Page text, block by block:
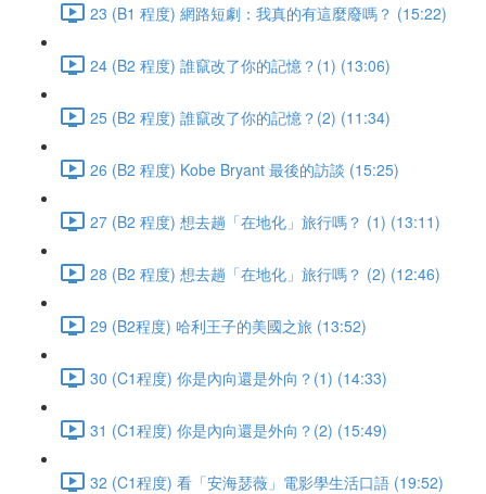
23 (B1 程度) 網路短劇：我真的有這麼廢嗎？ (15:22)
24 (B2 程度) 誰竄改了你的記憶？(1) (13:06)
25 (B2 程度) 誰竄改了你的記憶？(2) (11:34)
26 (B2 程度) Kobe Bryant 最後的訪談 (15:25)
27 (B2 程度) 想去趟「在地化」旅行嗎？ (1) (13:11)
28 (B2 程度) 想去趟「在地化」旅行嗎？ (2) (12:46)
29 (B2程度) 哈利王子的美國之旅 (13:52)
30 (C1程度) 你是內向還是外向？(1) (14:33)
31 (C1程度) 你是內向還是外向？(2) (15:49)
32 (C1程度) 看「安海瑟薇」電影學生活口語 (19:52)